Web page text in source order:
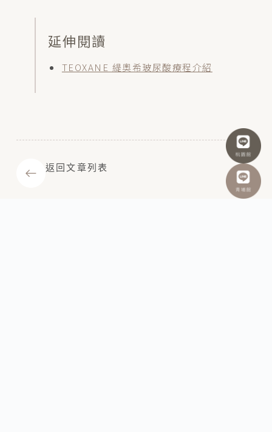
延伸閱讀
TEOXANE 緹奧希玻尿酸療程介紹
返回文章列表